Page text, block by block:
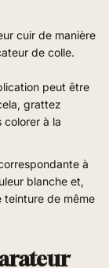
cuir de manière
de colle.
peut être
grattez
colorer à la
à
blanche et,
teinture de même